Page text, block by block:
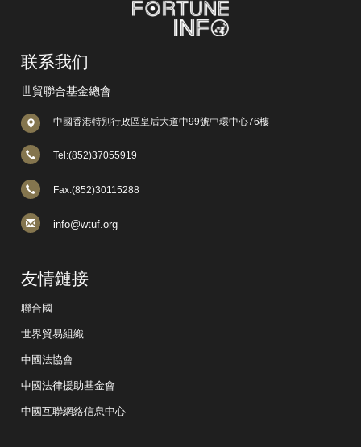
联系我们
世貿聯合基金總會
中國香港特別行政區皇后大道中99號中環中心76樓
Tel:(852)37055919
Fax:(852)30115288
info@wtuf.org
友情鏈接
聯合國
世界貿易組織
中國法協會
中國法律援助基金會
中國互聯網絡信息中心